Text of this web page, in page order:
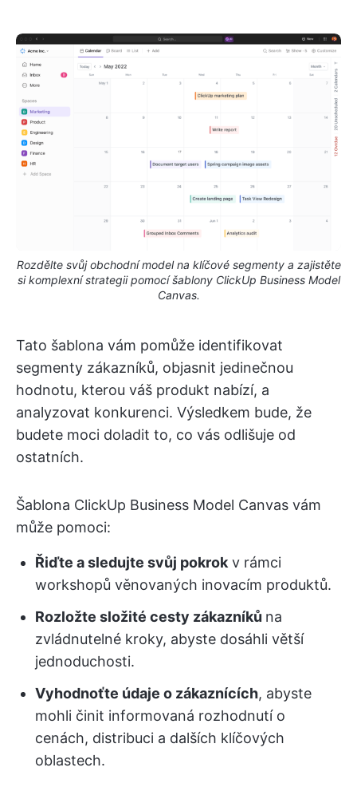
Rozdělte svůj obchodní model na klíčové segmenty a zajistěte
si komplexní strategii pomocí šablony ClickUp Business Model
Canvas.
Tato šablona vám pomůže identifikovat
segmenty zákazníků, objasnit jedinečnou
hodnotu, kterou váš produkt nabízí, a
analyzovat konkurenci. Výsledkem bude, že
budete moci doladit to, co vás odlišuje od
ostatních.
Šablona ClickUp Business Model Canvas vám
může pomoci:
Řiďte a sledujte svůj pokrokv rámci
workshopů věnovaných inovacím produktů.
Rozložte složité cesty zákazníků na
zvládnutelné kroky, abyste dosáhli větší
jednoduchosti.
Vyhodnoťte údaje o zákaznících, abyste
mohli činit informovaná rozhodnutí o
cenách, distribuci a dalších klíčových
oblastech.